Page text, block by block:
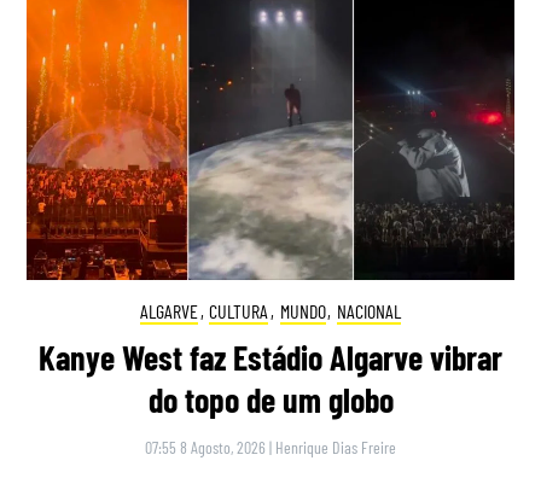
ALGARVE, CULTURA , MUNDO, NACIONAL
Kanye West faz Estádio Algarve vibrar
do topo de um globo
07:55 8 Agosto, 2026 | Henrique Dias Freire